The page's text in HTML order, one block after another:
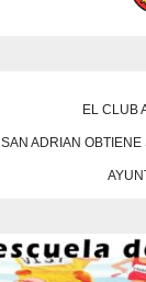
EL CLUB
SAN ADRIAN